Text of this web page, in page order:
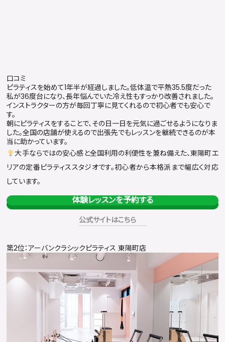
口コミ
ピラティスを始めて1年半が経過しました。低体温で平熱35.5度だった
私が36度台になり、長年悩んでいた冷え性もすっかり改善されました。
インストラクターの方が毎回丁寧に見てくれるので初心者でも安心で
す。
朝にピラティスをすることで、その日一日を元気に過ごせるようになりま
した。全国の店舗が使えるので出張先でもレッスンを継続できるのが本
当に助かっています。
大手ならではの安心感と全国利用の利便性を兼ね備えた、東陽町エ
リアの定番ピラティススタジオです。初心者から本格派まで幅広く対応
しています。
体験レッスンを予約する
公式サイトはこちら
第2位：アーバンクラシックピラティス 東陽町店